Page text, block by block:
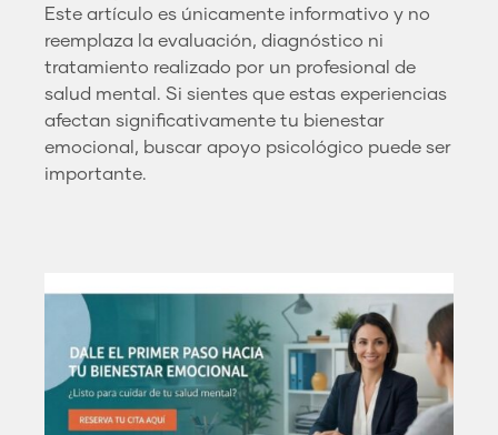
Este artículo es únicamente informativo y no
reemplaza la evaluación, diagnóstico ni
tratamiento realizado por un profesional de
salud mental. Si sientes que estas experiencias
afectan significativamente tu bienestar
emocional, buscar apoyo psicológico puede ser
importante.